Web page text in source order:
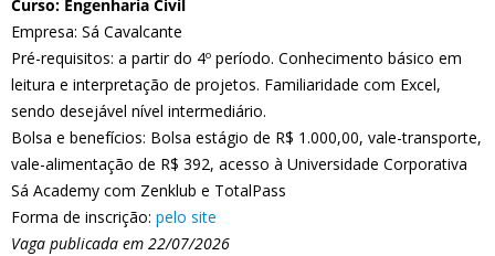
Curso: Engenharia Civil
Empresa: Sá Cavalcante
Pré-requisitos: a partir do 4º período. Conhecimento básico em
leitura e interpretação de projetos. Familiaridade com Excel,
sendo desejável nível intermediário.
Bolsa e benefícios: Bolsa estágio de R$ 1.000,00, vale-transporte,
vale-alimentação de R$ 392, acesso à Universidade Corporativa
Sá Academy com Zenklub e TotalPass
Forma de inscrição: pelo site
Vaga publicada em 22/07/2026